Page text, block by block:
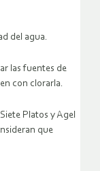
del agua.
las fuentes de
con clorarla.
Platos y Agel
que